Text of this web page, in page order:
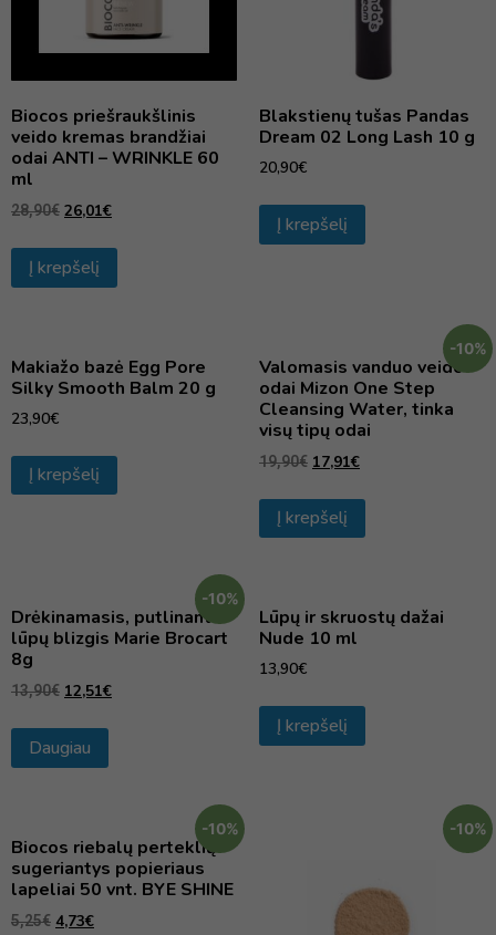
Biocos priešraukšlinis
veido kremas brandžiai
odai ANTI – WRINKLE 60
ml
28,90€ 26,01€
Į krepšelį
Blakstienų tušas Pandas
Dream 02 Long Lash 10 g
20,90€
Į krepšelį
Makiažo bazė Egg Pore
Silky Smooth Balm 20 g
23,90€
Į krepšelį
-10%
Valomasis vanduo veido
odai Mizon One Step
Cleansing Water, tinka
visų tipų odai
19,90€ 17,91€
Į krepšelį
-10%
Drėkinamasis, putlinantis
lūpų blizgis Marie Brocart
8g
13,90€ 12,51€
Daugiau
Lūpų ir skruostų dažai
Nude 10 ml
13,90€
Į krepšelį
-10%
Biocos riebalų perteklių
sugeriantys popieriaus
lapeliai 50 vnt. BYE SHINE
5,25€ 4,73€
-10%